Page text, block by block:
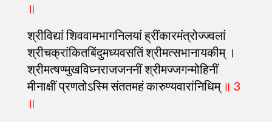
॥
श्रीविद्यां शिववामभागनिलयां ह्रींकारमंत्रोज्ज्वलां
श्रीचक्रांकितबिंदुमध्यवसतिं श्रीमत्सभानायकीम् ।
श्रीमत्षण्मुखविघ्नराजजननीं श्रीमज्जगन्मोहिनीं
मीनाक्षीं प्रणतोऽस्मि संततमहं कारुण्यवारांनिधिम् ॥ 3
॥